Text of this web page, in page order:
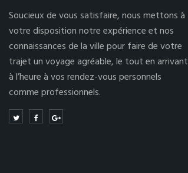
Soucieux de vous satisfaire, nous mettons à
votre disposition notre expérience et nos
connaissances de la ville pour faire de votre
trajet un voyage agréable, le tout en arrivant
à l’heure à vos rendez-vous personnels
comme professionnels.